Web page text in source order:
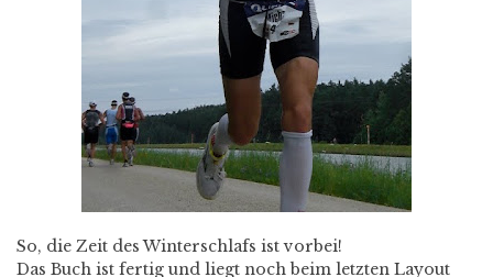
So, die Zeit des Winterschlafs ist vorbei!
Das Buch ist fertig und liegt noch beim letzten Layout